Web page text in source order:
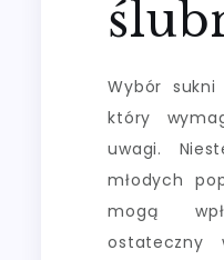
Wybór
który
uwagi.
młodych
mogą
ostateczny